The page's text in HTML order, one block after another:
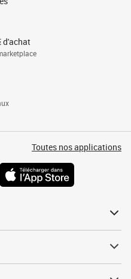
d'achat
Toutes nos applications